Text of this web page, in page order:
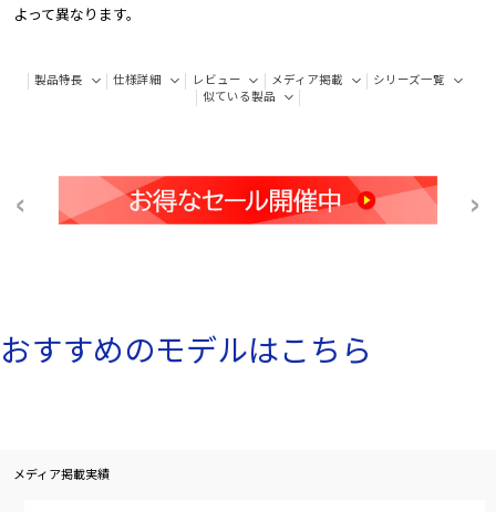
よって異なります。
製品特長 仕様詳細 レビュー メディア掲載
シリーズ一覧
似ている製品
おすすめのモデルはこちら
メディア掲載実績